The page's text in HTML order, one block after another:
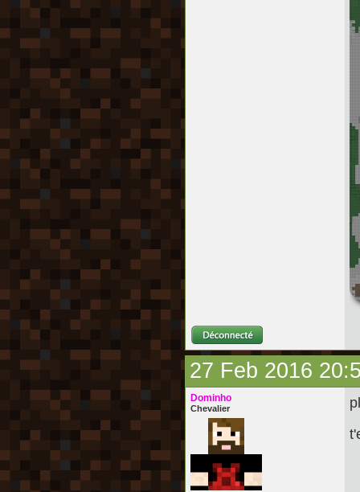
27 Feb 2016
Dominho
Chevalier